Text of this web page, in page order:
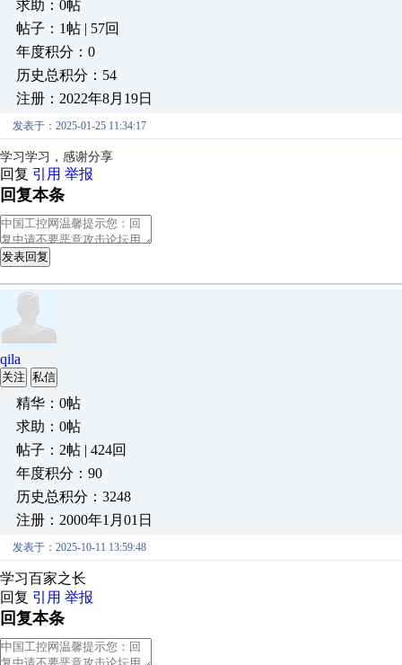
求助：0帖
帖子：1帖 | 57回
年度积分：0
历史总积分：54
注册：2022年8月19日
发表于：2025-01-25 11:34:17
学习学习，感谢分享
回复 引用 举报
回复本条
发表回复
qila
关注 私信
精华：0帖
求助：0帖
帖子：2帖 | 424回
年度积分：90
历史总积分：3248
注册：2000年1月01日
发表于：2025-10-11 13:59:48
学习百家之长
回复 引用 举报
回复本条